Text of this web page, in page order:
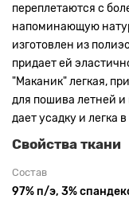
переплетаются с
напоминающую
изготовлен из
придает ей
"Маканик" легкая,
для пошива летней
дает усадку и легка
Свойства ткани
Состав
97% п/э, 3%